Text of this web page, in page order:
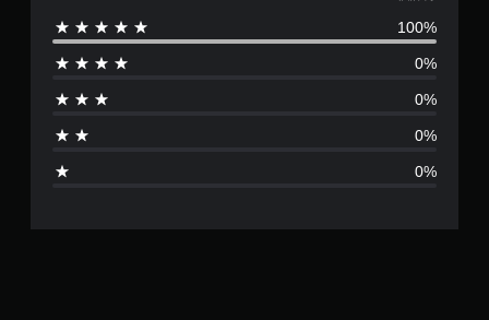
評
分
5
星
100%
0%
0%
0%
0%